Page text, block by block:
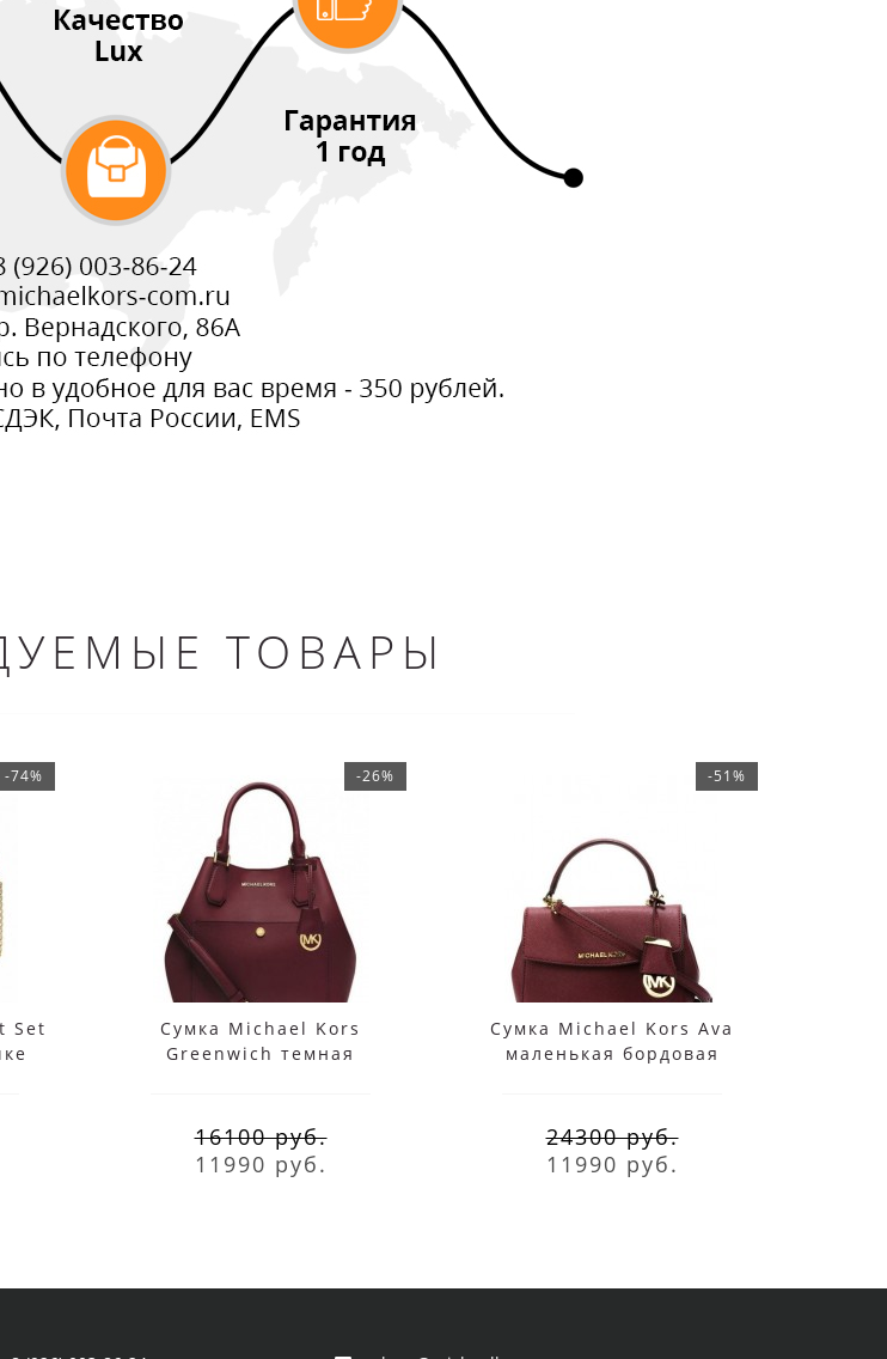
ТОВАРЫ
-74%
Set
-26%
Сумка Michael Kors
Greenwich темная
16100 руб.
11990 руб.
-51%
Сумка Michael Kors Ava
маленькая бордовая
24300 руб.
11990 руб.